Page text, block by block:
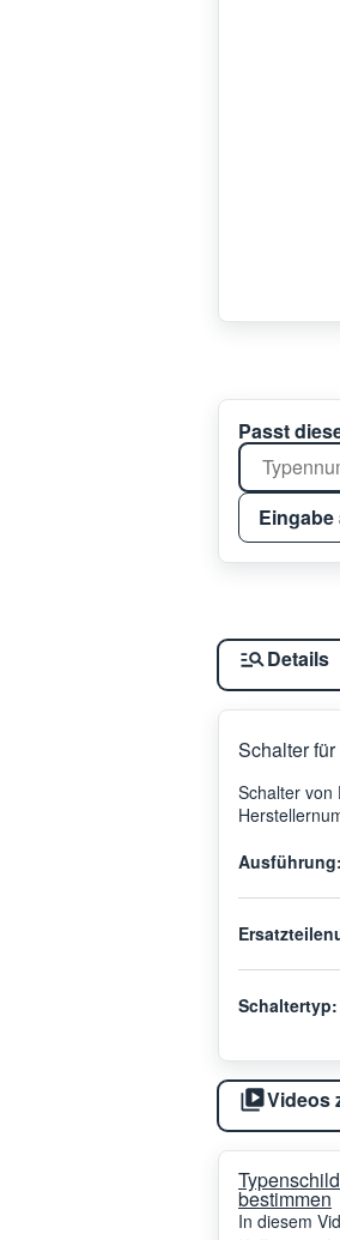
Passt
Details
Schalter
Schalter von
Ausführung:
Schaltertyp:
Videos
bestimmen
In diesem